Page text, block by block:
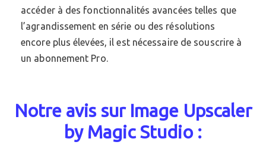
accéder à des fonctionnalités avancées telles que
l’agrandissement en série ou des résolutions
encore plus élevées, il est nécessaire de souscrire à
un abonnement Pro.
Notre avis sur Image Upscaler
by Magic Studio :